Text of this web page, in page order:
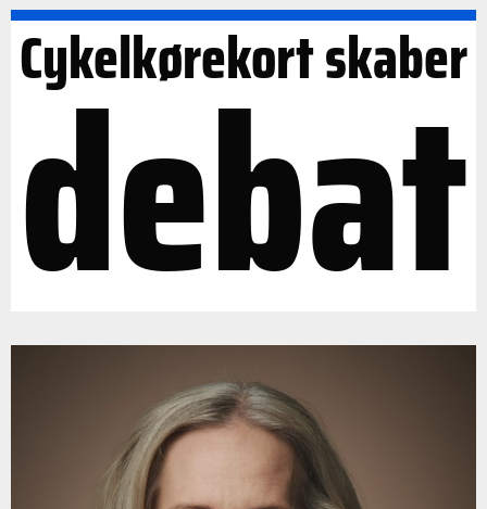
Cykelkørekort skaber
debat